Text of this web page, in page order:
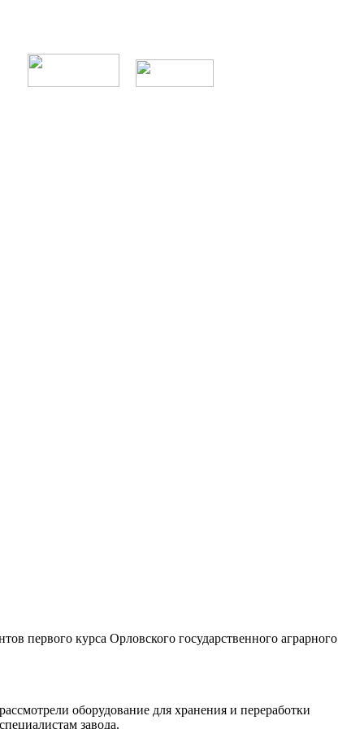
первого курса Орловского государственного аграрного
оборудование для хранения и переработки
завода.